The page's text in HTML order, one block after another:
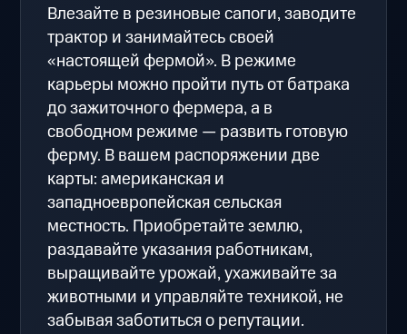
Влезайте в резиновые сапоги, заводите
трактор и занимайтесь своей
«настоящей фермой». В режиме
карьеры можно пройти путь от батрака
до зажиточного фермера, а в
свободном режиме — развить готовую
ферму. В вашем распоряжении две
карты: американская и
западноевропейская сельская
местность. Приобретайте землю,
раздавайте указания работникам,
выращивайте урожай, ухаживайте за
животными и управляйте техникой, не
забывая заботиться о репутации.